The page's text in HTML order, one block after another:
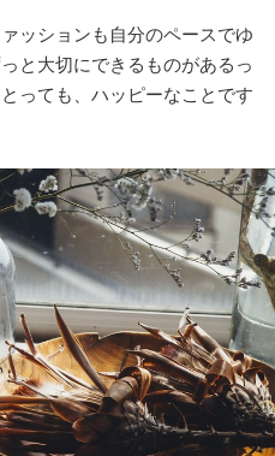
ッションも自分のペースでゆ
と大切にできるものがあるっ
っても、ハッピーなことです